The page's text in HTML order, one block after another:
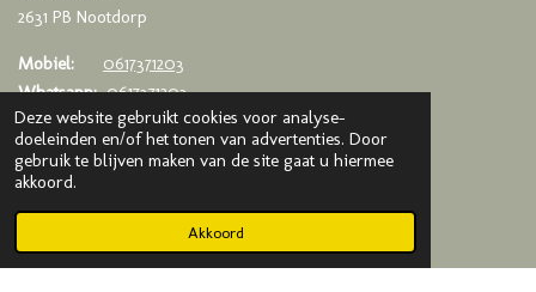
Deze website gebruikt cookies voor analyse-
doeleinden en/of het tonen van advertenties. Door
gebruik te blijven maken van de site gaat u hiermee
akkoord.
Akkoord
2631 PB Nootdorp
Mobiel:
0617371203
Whatsapp:0617371203
Email:
info@kadodijkje.nl
KVK: 75993376